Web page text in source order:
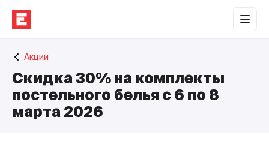
Торговые центры
Сотрудничество
О нас
Акции
Скидка 30% на комплекты
постельного белья с 6 по 8
марта 2026